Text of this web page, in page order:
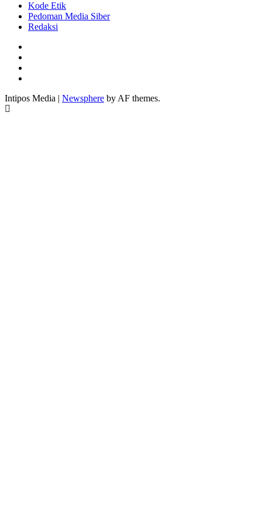
Kode Etik
Pedoman Media Siber
Redaksi
Intipos Media | Newsphere by AF themes.